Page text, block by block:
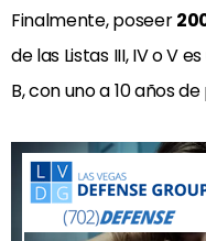
Finalmente, poseer
de las Listas III, IV o V
B, con uno a 10 años